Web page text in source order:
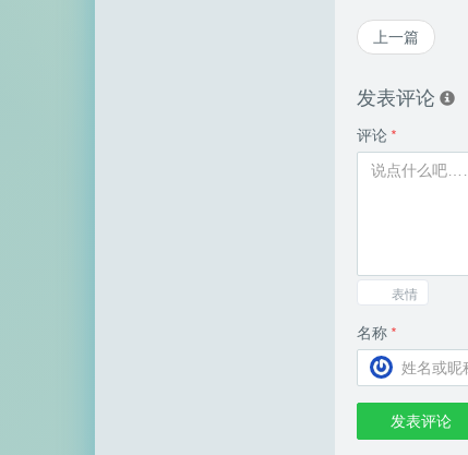
上一篇
发表评论
评论 *
表情
名称 *
发表评论